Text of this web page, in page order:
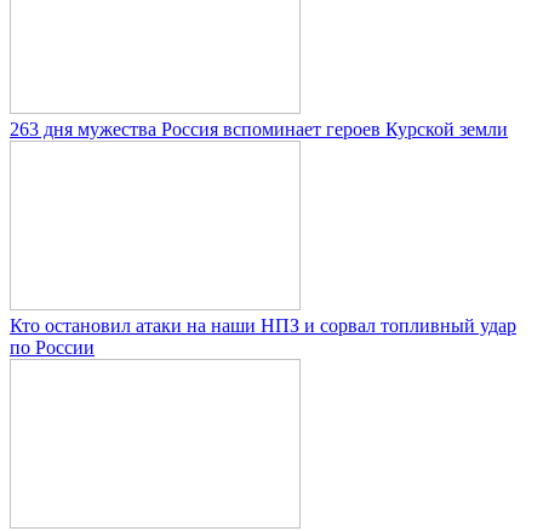
263 дня мужества Россия вспоминает героев Курской земли
Кто остановил атаки на наши НПЗ и сорвал топливный удар
по России